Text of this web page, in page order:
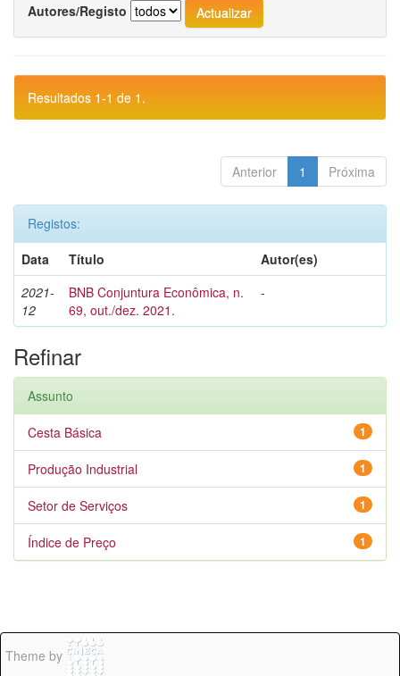
Autores/Registo
Resultados 1-1 de 1.
Anterior 1 Próxima
Registos:
Data
Título
Autor(es)
2021-
12
BNB Conjuntura Econômica, n.
69, out./dez. 2021.
-
Refinar
Assunto
1
Cesta Básica
1
Produção Industrial
1
Setor de Serviços
1
Índice de Preço
Theme by